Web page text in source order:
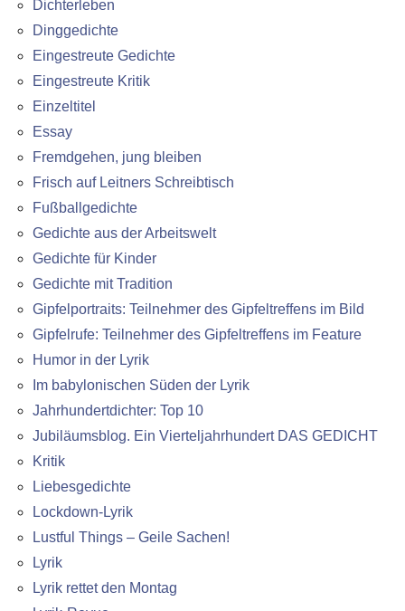
Dichterleben
Dinggedichte
Eingestreute Gedichte
Eingestreute Kritik
Einzeltitel
Essay
Fremdgehen, jung bleiben
Frisch auf Leitners Schreibtisch
Fußballgedichte
Gedichte aus der Arbeitswelt
Gedichte für Kinder
Gedichte mit Tradition
Gipfelportraits: Teilnehmer des Gipfeltreffens im Bild
Gipfelrufe: Teilnehmer des Gipfeltreffens im Feature
Humor in der Lyrik
Im babylonischen Süden der Lyrik
Jahrhundertdichter: Top 10
Jubiläumsblog. Ein Vierteljahrhundert DAS GEDICHT
Kritik
Liebesgedichte
Lockdown-Lyrik
Lustful Things – Geile Sachen!
Lyrik
Lyrik rettet den Montag